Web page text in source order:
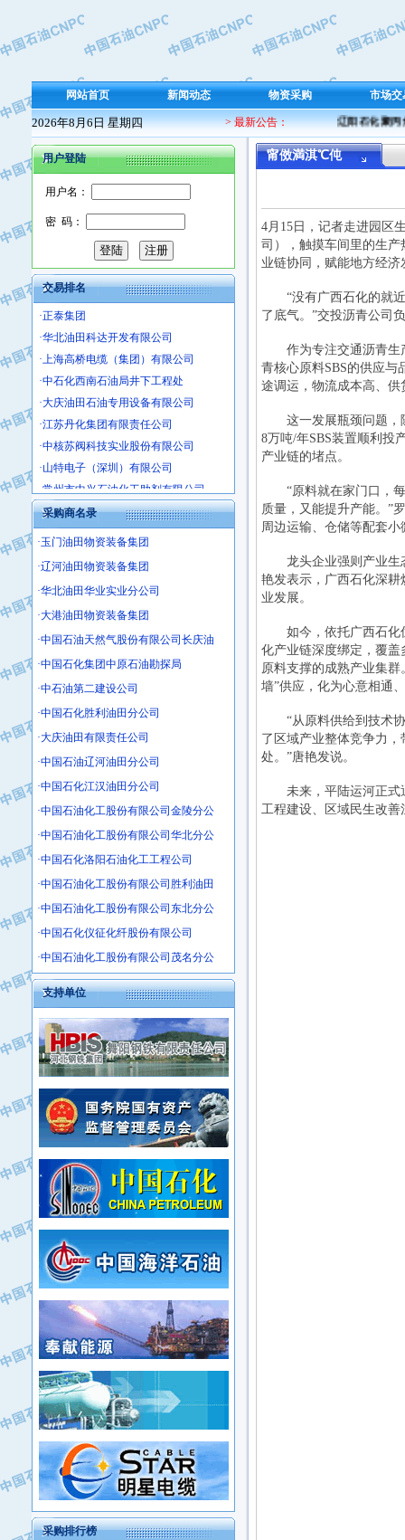
网站首页 新闻动态 物资采购 市场交
2026年8月6日 星期四 > 最新公告： 辽阳石化聚丙
用户登陆
用户名：
密 码：
交易排名
·保定北奥石油物探特种车辆制造有限
·盘锦辽河油田天意石油装备有限公司
·沧州市电气控制设备厂
·中船重工中南装备有限责任公司
·南石力天传动件有限公司
·浙江瑞普环境技术有限公司
·华北石油新大禹环保设备有限公司
·河北翼凌机械制造总厂
·萍乡市庞泰化工填料有限公司
·实华(天津)国际贸易有限公司
·上海宝钢商贸有限公司
·辽河石油勘探局总机械厂
·正泰集团
·姜堰市三联助剂有限公司
·四川中光高技术研究所有限责任公司
·江苏天安防雷工程有限责任公司
·山东东营胜利工业园区
·自贡五洲防腐安装有限公司
·成都长江水处理设备有限公司
·中国石化镇海炼化分公司
·济南柴油机股份有限公司
·上海科瑞曼士德电源系统集成有限公
·东方合金铸造厂
·保定北奥石油物探特种车辆制造有限
·盘锦辽河油田天意石油装备有限公司
·中国石油天然气管道局穿越公司
·沧州市电气控制设备厂
·浙江瑞普环境技术有限公司
·华北石油新大禹环保设备有限公司
·河北翼凌机械制造总厂
·萍乡市庞泰化工填料有限公司
·实华(天津)国际贸易有限公司
·上海宝钢商贸有限公司
·辽河石油勘探局总机械厂
·正泰集团
·华北油田科达开发有限公司
·上海高桥电缆（集团）有限公司
·中石化西南石油局井下工程处
·大庆油田石油专用设备有限公司
·中核苏阀科技实业股份有限公司
·山特电子（深圳）有限公司
·常州市中兴石油化工助剂有限公司
·姜堰市三联助剂有限公司
·四川中光高技术研究所有限责任公司
·江苏天安防雷工程有限责任公司
·山东东营胜利工业园区
·自贡五洲防腐安装有限公司
采购商名录
·玉门油田物资装备集团
·辽河油田物资装备集团
·华北油田华业实业分公司
·大港油田物资装备集团
·中国石油天然气股份有限公司长庆油
·中国石化集团中原石油勘探局
·中石油第二建设公司
·中国石化胜利油田分公司
·大庆油田有限责任公司
·中国石油辽河油田分公司
·中国石化江汉油田分公司
·中国石油化工股份有限公司金陵分公
·中国石油化工股份有限公司华北分公
·中国石化洛阳石油化工工程公司
·中国石油化工股份有限公司胜利油田
·中国石油化工股份有限公司东北分公
·中国石化仪征化纤股份有限公司
·中国石油化工股份有限公司茂名分公
支持单位
采购排行榜
·中国石化茂名石化分公司
·中国石油大港油田分公司
·靖江市天和泵业有限公司
·中油油气勘探软件国家工程研究中心
·西安长庆钻宇集团咸阳石化有限公司
·新疆安维消防设施器材有限公司
·华北石油津工机械制造有限公司
·中国石化茂名石化分公司
·上海山武控制仪表有限公司
·上海赛科石油化工有限责任公司
·河北卓唯钢管制造有限公司
·上海高桥石化
·中国石化扬子石油化工股份有限公司
·中国石化上海石油化工股份有限公司
·中国石化长岭炼化公司
·中国石油长庆油田分公司
·中国石油宁夏石化分公司
·大庆油田物资集团
甯傚満淇℃伅
4月15日，记者走进园区
司），触摸车间里的生
业链协同，赋能地方经
“没有广西石化的就近
了底气。”交投沥青公司
作为专注交通沥青生产
青核心原料SBS的供应
途调运，物流成本高、
这一发展瓶颈问题，随
8万吨/年SBS装置顺利投
产业链的堵点。
“原料就在家门口，每
质量，又能提升产能。”
周边运输、仓储等配套
龙头企业强则产业生态
艳发表示，广西石化深
业发展。
如今，依托广西石化优
化产业链深度绑定，覆
原料支撑的成熟产业集
墙”供应，化为心意相通
“从原料供给到技术协
了区域产业整体竞争力
处。”唐艳发说。
未来，平陆运河正式通
工程建设、区域民生改